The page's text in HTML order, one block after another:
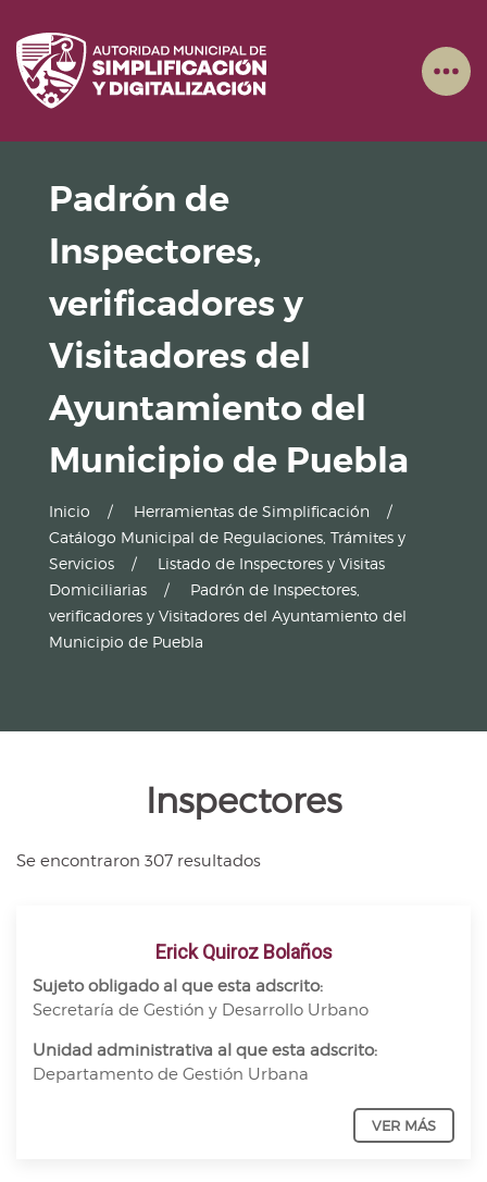
Padrón de
Inspectores,
verificadores y
Visitadores del
Ayuntamiento del
Municipio de Puebla
Inicio
Herramientas de Simplificación
Catálogo Municipal de Regulaciones, Trámites y
Servicios
Listado de Inspectores y Visitas
Domiciliarias
Padrón de Inspectores,
verificadores y Visitadores del Ayuntamiento del
Municipio de Puebla